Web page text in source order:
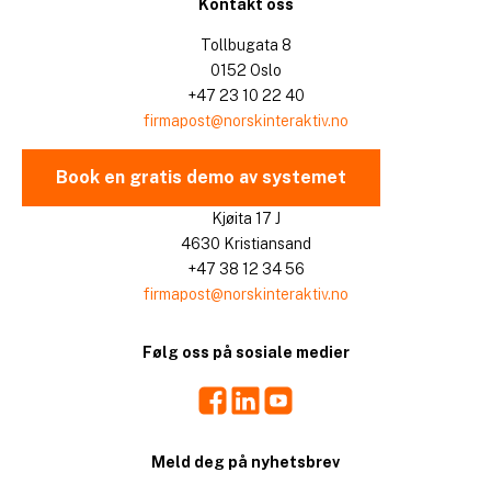
Kontakt oss
Tollbugata 8
0152 Oslo
+47 23 10 22 40
firmapost@norskinteraktiv.no
Book en gratis demo av systemet
Kjøita 17 J
4630 Kristiansand
+47 38 12 34 56
firmapost@norskinteraktiv.no
Følg oss på sosiale medier
Facebook
LinkedIn
Meld deg på nyhetsbrev